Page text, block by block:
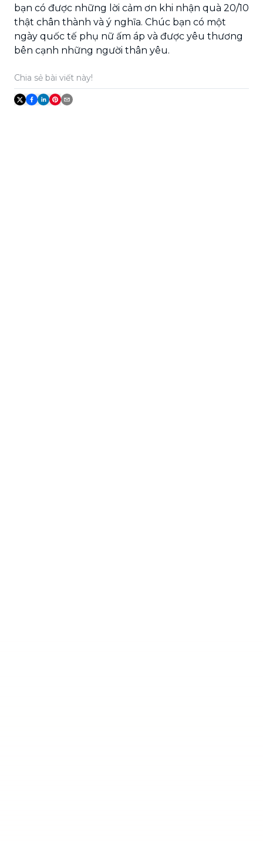
bạn có được những lời cảm ơn khi nhận quà 20/10
thật chân thành và ý nghĩa. Chúc bạn có một
ngày quốc tế phụ nữ ấm áp và được yêu thương
bên cạnh những người thân yêu.
Chia sẻ bài viết này!